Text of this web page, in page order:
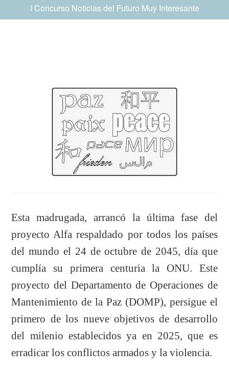
I Concurso Noticias del Futuro Muy Interesante
Esta madrugada, arrancó la última fase del
proyecto Alfa respaldado por todos los países
del mundo el 24 de octubre de 2045, día que
cumplía su primera centuria la ONU. Este
proyecto del Departamento de Operaciones de
Mantenimiento de la Paz (DOMP), persigue el
primero de los nueve objetivos de desarrollo
del milenio establecidos ya en 2025, que es
erradicar los conflictos armados y la violencia.